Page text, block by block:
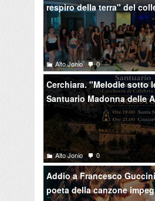
respiro della terra" del
Alto Jonio 0
Cerchiara. "Melodie sotto
Santuario Madonna delle
Alto Jonio 0
Addio a Francesco
poeta della canzone